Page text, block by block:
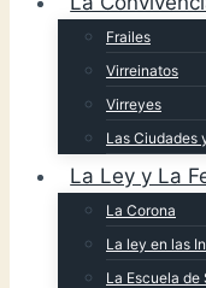
Frailes
Virreinatos
Virreyes
Las Ciudades
La Ley y La
La Corona
La ley en las
La Escuela de